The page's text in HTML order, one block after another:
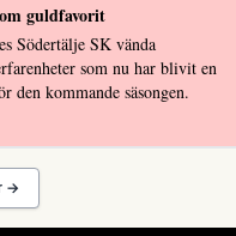
guldfavorit
Södertälje SK vända
som nu har blivit en
den kommande säsongen.
→